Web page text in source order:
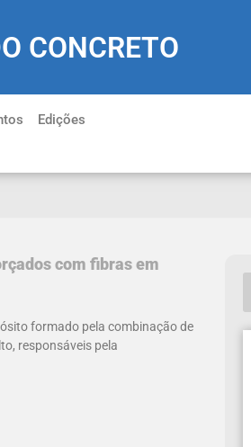
CONCRETO
Edições
com fibras em
formado pela combinação de
responsáveis pela